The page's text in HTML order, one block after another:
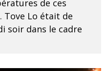
de ces
Lo était de
soir dans le cadre